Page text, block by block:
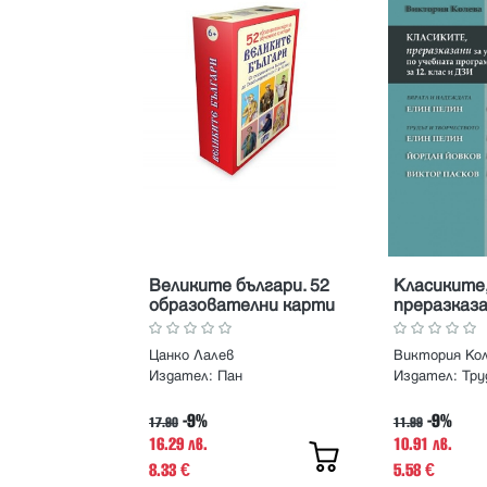
Великите българи. 52
образователни карти
за обучението по
история
Цанко Лалев
Издател: Пан
17.90 -9%
16.29 лв.
8.33 €
ученици
програма
ДЗИ
Виктория
Издател:
11.99 -9%
10.91 лв.
5.58€